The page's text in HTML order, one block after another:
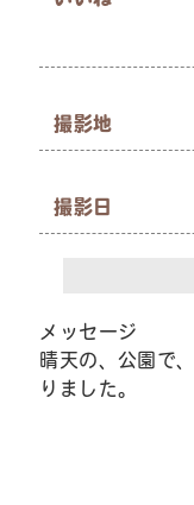
撮影地
撮影日
メッセージ
晴天の、公園で
りました。